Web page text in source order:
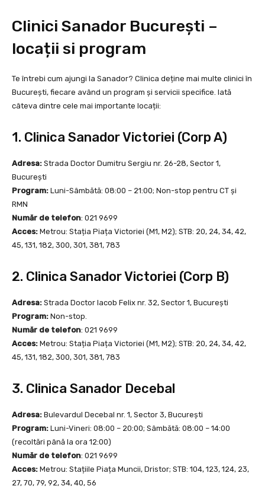
Clinici Sanador București –
locații si program
Te întrebi cum ajungi la Sanador? Clinica deține mai multe clinici în
București, fiecare având un program și servicii specifice. Iată
câteva dintre cele mai importante locații:
1. Clinica Sanador Victoriei (Corp A)
Adresa: Strada Doctor Dumitru Sergiu nr. 26-28, Sector 1,
București
Program: Luni-Sâmbătă: 08:00 – 21:00; Non-stop pentru CT și
RMN
Număr de telefon: 021 9699
Acces: Metrou: Stația Piața Victoriei (M1, M2); STB: 20, 24, 34, 42,
45, 131, 182, 300, 301, 381, 783
2. Clinica Sanador Victoriei (Corp B)
Adresa: Strada Doctor Iacob Felix nr. 32, Sector 1, București
Program: Non-stop.
Număr de telefon: 021 9699
Acces: Metrou: Stația Piața Victoriei (M1, M2); STB: 20, 24, 34, 42,
45, 131, 182, 300, 301, 381, 783
3. Clinica Sanador Decebal
Adresa: Bulevardul Decebal nr. 1, Sector 3, București
Program: Luni-Vineri: 08:00 – 20:00; Sâmbătă: 08:00 – 14:00
(recoltări până la ora 12:00)
Număr de telefon: 021 9699
Acces: Metrou: Stațiile Piața Muncii, Dristor; STB: 104, 123, 124, 23,
27, 70, 79, 92, 34, 40, 56